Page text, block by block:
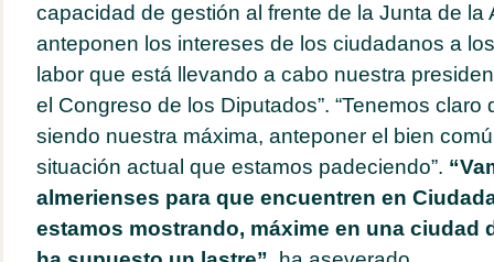
capacidad de gestión al frente de la Junta de la
anteponen los intereses de los ciudadanos a
labor que está llevando a cabo nuestra
el Congreso de los Diputados”. “Tenemos claro
siendo nuestra máxima, anteponer el bien
situación actual que estamos padeciendo”.
almerienses para que encuentren en
estamos mostrando, máxime en una ciudad